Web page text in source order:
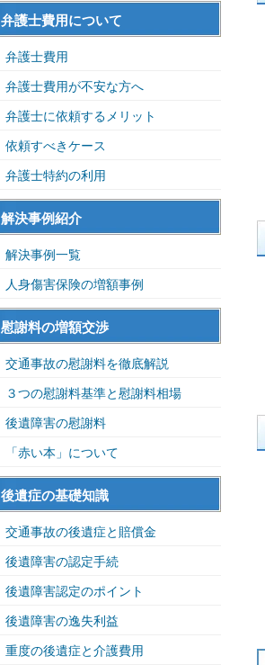
弁護士費用について
弁護士費用
弁護士費用が不安な方へ
弁護士に依頼するメリット
依頼すべきケース
弁護士特約の利用
解決事例紹介
解決事例一覧
人身傷害保険の増額事例
慰謝料の増額交渉
交通事故の慰謝料を徹底解説
３つの慰謝料基準と慰謝料相場
後遺障害の慰謝料
「赤い本」について
後遺症の基礎知識
交通事故の後遺症と賠償金
後遺障害の認定手続
後遺障害認定のポイント
後遺障害の逸失利益
重度の後遺症と介護費用